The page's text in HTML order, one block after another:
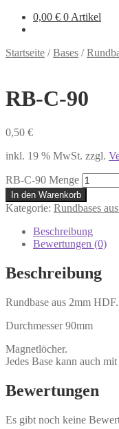
0,00 € 0 Artikel
Startseite /Bases /
RB-C-90
0,50 €
inkl. 19 % MwSt. zzgl.
RB-C-90 Menge
In den Warenkorb
Kategorie: Rundbases
Beschreibung
Bewertungen (0)
Beschreibung
Rundbase aus 2mm HDF.
Durchmesser 90mm
Magnetlöcher.
Jedes Base kann auch
Bewertungen
Es gibt noch keine